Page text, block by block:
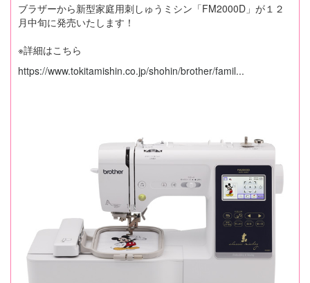
ブラザーから新型家庭用刺しゅうミシン「FM2000D」が１２
月中旬に発売いたします！
※詳細はこちら
https://www.tokitamishin.co.jp/shohin/brother/famil...